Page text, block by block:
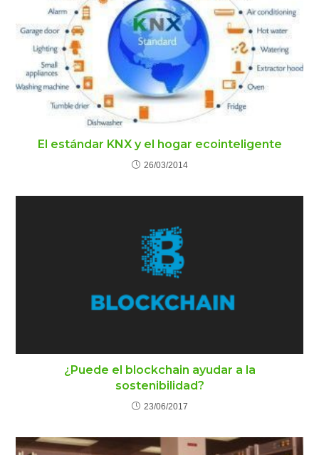
El estándar KNX y el hogar ecointeligente
26/03/2014
¿Puede el blockchain ayudar a la
sostenibilidad?
23/06/2017